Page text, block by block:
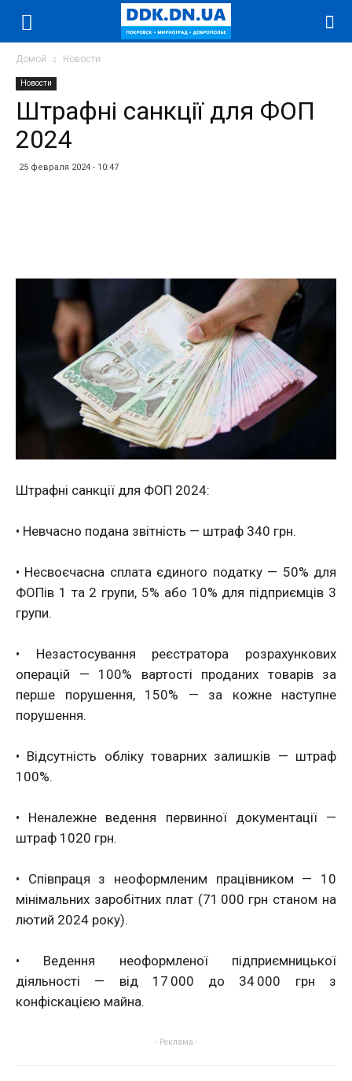
Домой Новости
Новости
Штрафні санкції для ФОП
2024
25 февраля 2024 - 10:47
Штрафні санкції для ФОП 2024:
• Невчасно подана звітність — штраф 340 грн.
• Несвоєчасна сплата єдиного податку — 50% для
ФОПів 1 та 2 групи, 5% або 10% для підприємців 3
групи.
• Незастосування реєстратора розрахункових
операцій — 100% вартості проданих товарів за
перше порушення, 150% — за кожне наступне
порушення.
• Відсутність обліку товарних залишків — штраф
100%.
• Неналежне ведення первинної документації —
штраф 1020 грн.
• Співпраця з неоформленим працівником — 10
мінімальних заробітних плат (71 000 грн станом на
лютий 2024 року).
• Ведення неоформленої підприємницької
діяльності — від 17 000 до 34 000 грн з
конфіскацією майна.
- Реклама -